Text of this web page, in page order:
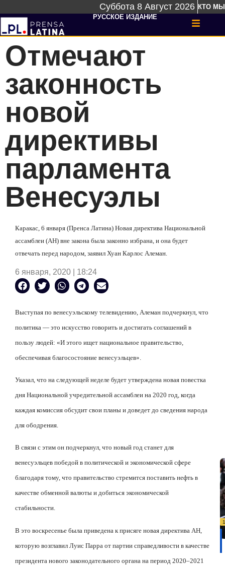
Суббота 8 Август 2026 КТО МЫ
РУССКОЕ ИЗДАНИЕ
Отмечают
законность
новой
директивы
парламента
Венесуэлы
Каракас, 6 января (Пренса Латина) Новая директива Национальной
ассамблеи (АН) вне закона была законно избрана, и она будет
отвечать перед народом, заявил Хуан Карлос Алеман.
6 января, 2020 | 18:24
Выступая по венесуэльскому телевидению, Алеман подчеркнул, что
политика — это искусство говорить и достигать соглашений в
пользу людей: «И этого ищет национальное правительство,
обеспечивая благосостояние венесуэльцев».
Указал, что на следующей неделе будет утверждена новая повестка
дня Национальной учредительной ассамблеи на 2020 год, когда
каждая комиссия обсудит свои планы и доведет до сведения народа
для ободрения.
В связи с этим он подчеркнул, что новый год станет для
венесуэльцев победой в политической и экономической сфере
благодаря тому, что правительство стремится поставить нефть в
качестве обменной валюты и добиться экономической
стабильности.
В это воскресенье была приведена к присяге новая директива АН,
которую возглавил Луис Парра от партии справедливости в качестве
президента нового законодательного органа на период 2020–2021